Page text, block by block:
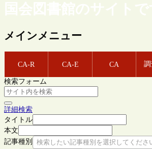
国会図書館のサイトで
メインメニュー
CA-R CA-E CA
検索フォーム
詳細検索
タイトル
本文
記事種別
検索したい記事種別を選択してくださ